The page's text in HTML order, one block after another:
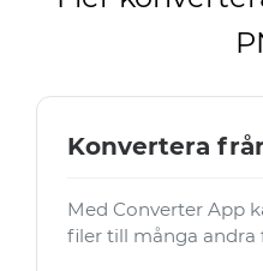
Konvertera
Med Converter App
filer till många andra